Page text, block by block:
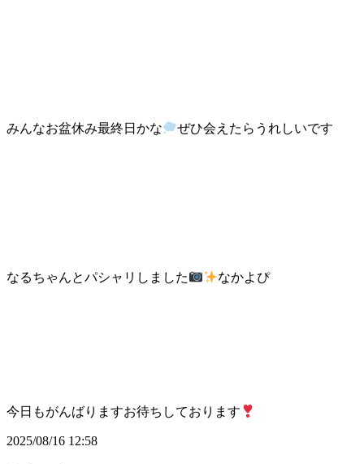
みんなお盆休み最終日かな ぜひ会えたらうれしいです
なるちゃんとパシャリしました なかよぴ
今日もがんばりますお待ちしております
2025/08/16 12:58